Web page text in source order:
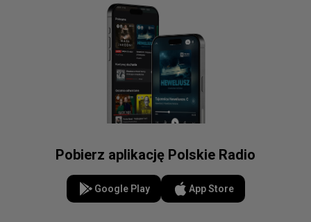
Pobierz aplikację Polskie Radio
Google Play App Store